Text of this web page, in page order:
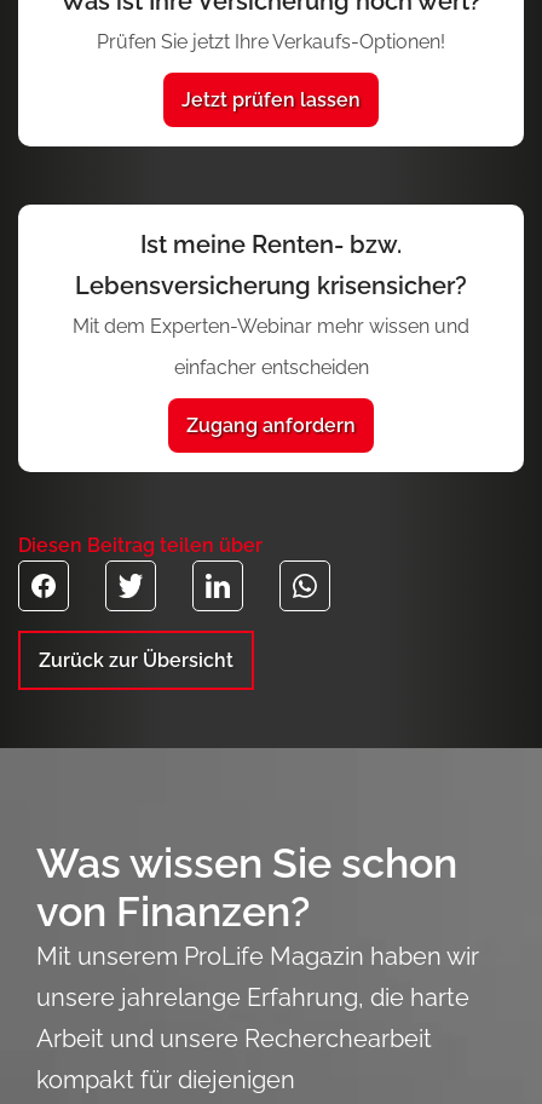
Prüfen Sie jetzt Ihre Verkaufs-Optionen!
Jetzt prüfen lassen
Ist meine Renten- bzw.
Lebensversicherung krisensicher?
Mit dem Experten-Webinar mehr wissen und
einfacher entscheiden
Zugang anfordern
Diesen Beitrag teilen über
Zurück zur Übersicht
Was wissen Sie schon
von Finanzen?
Mit unserem ProLife Magazin haben wir
unsere jahrelange Erfahrung, die harte
Arbeit und unsere Recherchearbeit
kompakt für diejenigen